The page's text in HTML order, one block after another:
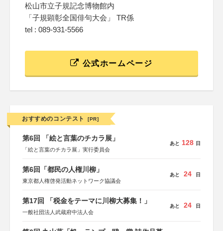
松山市立子規記念博物館内
「子規顕彰全国俳句大会」 TR係
tel : 089-931-5566
公式ホームページ
おすすめのコンテスト [PR]
第6回 「絵と言葉のチカラ展」
「絵と言葉のチカラ展」実行委員会
あと 128 日
第6回「都民の人権川柳」
東京都人権啓発活動ネットワーク協議会
あと 24 日
第17回 「税金をテーマに川柳大募集！」
一般社団法人武蔵府中法人会
あと 24 日